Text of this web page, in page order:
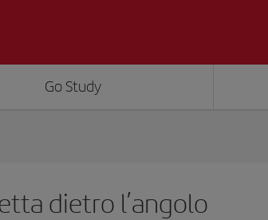
Go Study
dietro l’angolo